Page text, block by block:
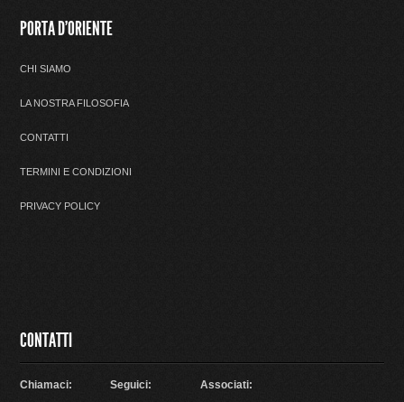
PORTA D'ORIENTE
CHI SIAMO
LA NOSTRA FILOSOFIA
CONTATTI
TERMINI E CONDIZIONI
PRIVACY POLICY
CONTATTI
Chiamaci: Seguici: Associati: